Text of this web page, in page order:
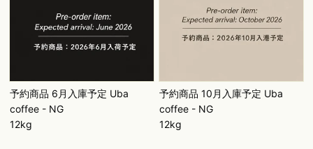
予約商品 6月入庫予定 Uba
coffee - NG
12kg
予約商品 10月入庫予定 Uba
coffee - NG
12kg